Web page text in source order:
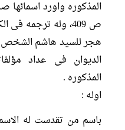
المذکوره واورد اسمائها
الدیوان فی عداد
المذکوره .
اوله :
باسم من تقدست له